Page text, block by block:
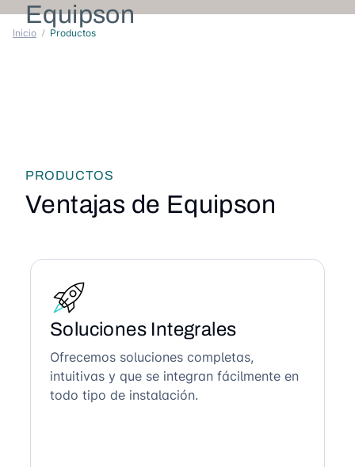
Equipson
Inicio Productos
PRODUCTOS
Ventajas de Equipson
Soluciones Integrales
Ofrecemos soluciones completas,
intuitivas y que se integran fácilmente en
todo tipo de instalación.